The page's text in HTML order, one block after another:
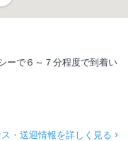
ーで６～７分程度で到着い
・送迎情報を詳しく見る